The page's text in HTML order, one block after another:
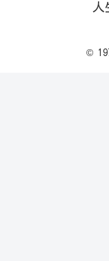
人
©